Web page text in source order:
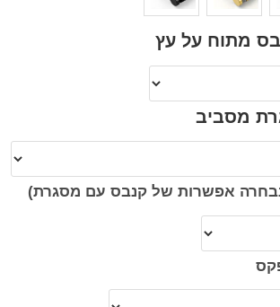
מתוח על עץ
מסביב
אפשרות של קנבס עם מסגרת)